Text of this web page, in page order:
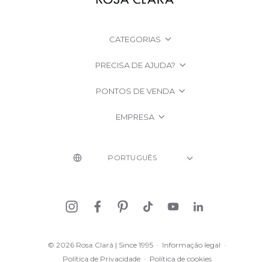
CATEGORIAS
PRECISA DE AJUDA?
PONTOS DE VENDA
EMPRESA
© 2026 Rosa Clará | Since 1995 · Informação legal ·
Política de Privacidade · Política de cookies